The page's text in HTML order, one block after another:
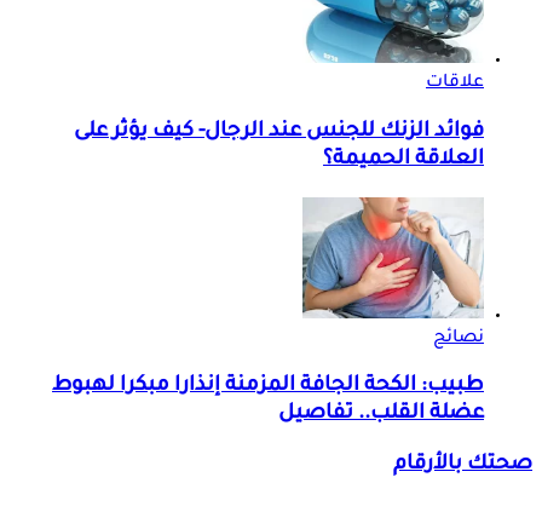
علاقات
فوائد الزنك للجنس عند الرجال- كيف يؤثر على
العلاقة الحميمة؟
نصائح
طبيب: الكحة الجافة المزمنة إنذارا مبكرا لهبوط
عضلة القلب.. تفاصيل
صحتك بالأرقام